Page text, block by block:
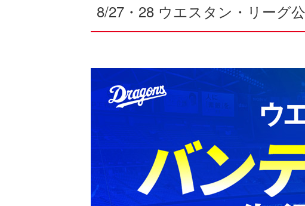
8/27・28 ウエスタン・リーグ